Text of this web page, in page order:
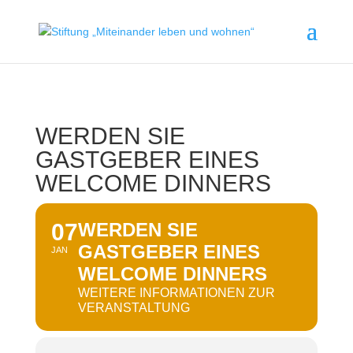
WERDEN SIE
GASTGEBER EINES
WELCOME DINNERS
07
JAN
WERDEN SIE
GASTGEBER EINES
WELCOME DINNERS
WEITERE INFORMATIONEN ZUR
VERANSTALTUNG